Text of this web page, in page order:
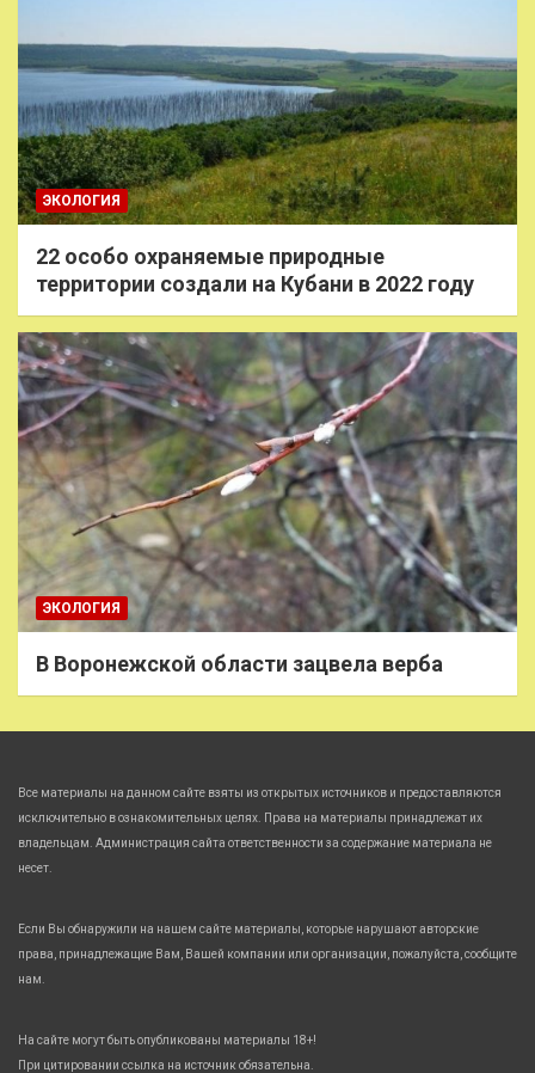
ЭКОЛОГИЯ
22 особо охраняемые природные
территории создали на Кубани в 2022 году
ЭКОЛОГИЯ
В Воронежской области зацвела верба
Все материалы на данном сайте взяты из открытых источников и предоставляются
исключительно в ознакомительных целях. Права на материалы принадлежат их
владельцам. Администрация сайта ответственности за содержание материала не
несет.
Если Вы обнаружили на нашем сайте материалы, которые нарушают авторские
права, принадлежащие Вам, Вашей компании или организации, пожалуйста, сообщите
нам.
На сайте могут быть опубликованы материалы 18+!
При цитировании ссылка на источник обязательна.